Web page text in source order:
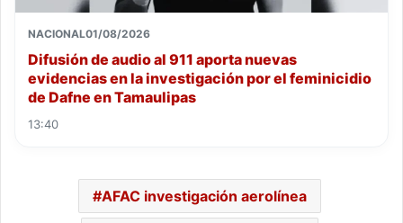
NACIONAL01/08/2026
Difusión de audio al 911 aporta nuevas
evidencias en la investigación por el feminicidio
de Dafne en Tamaulipas
13:40
AFAC investigación aerolínea